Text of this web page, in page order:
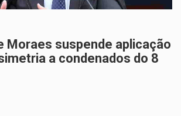
Moraes suspende aplicação
a condenados do 8